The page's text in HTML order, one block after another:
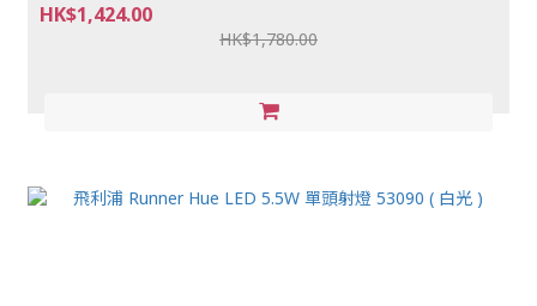
HK$1,424.00
HK$1,780.00